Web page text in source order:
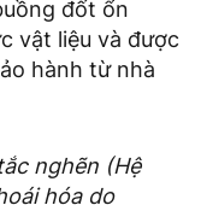
đốt ổn
vật liệu và được
hành từ nhà
nghẽn (Hệ
hóa do